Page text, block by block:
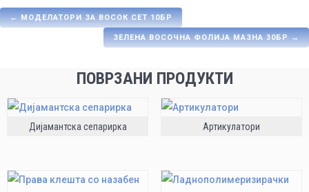
←МОДЕЛАТОРИ ЗА ВОСОК СЕТ 10БР
ЗЕЛЕНА ВОСОЧНА ФОЛИЈА МАЗНА 30БР→
ПОВРЗАНИ ПРОДУКТИ
Дијамантска сепарирка Артикулатори